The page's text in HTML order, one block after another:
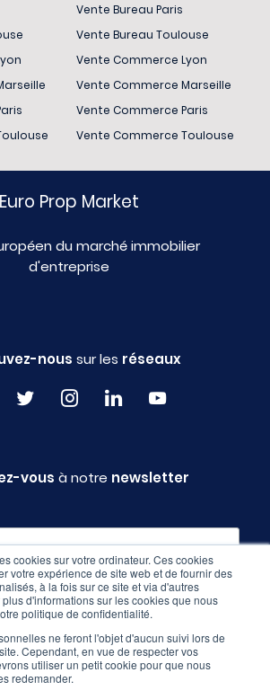
cookies sur votre ordinateur. Ces cookies
votre expérience de site web et de fournir des
à la fois sur ce site et via d'autres
d'informations sur les cookies que nous
politique de confidentialité.
ne feront l'objet d'aucun suivi lors de
Cependant, en vue de respecter vos
utiliser un petit cookie pour que nous
redemander.
Vente Bureau Paris
Vente Bureau Toulouse
Vente Commerce Lyon
Vente Commerce Marseille
Vente Commerce Paris
Vente Commerce Toulouse
Euro Prop Market
du marché immobilier
d'entreprise
nous sur les réseaux
vous à notre newsletter